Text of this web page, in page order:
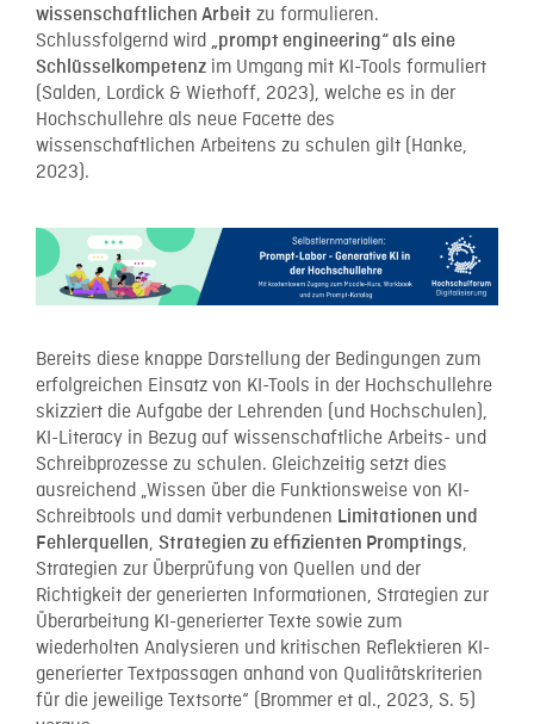
wissenschaftlichen Arbeit zu formulieren.
Schlussfolgernd wird „prompt engineering“ als eine
Schlüsselkompetenz im Umgang mit KI-Tools formuliert
(Salden, Lordick & Wiethoff, 2023), welche es in der
Hochschullehre als neue Facette des
wissenschaftlichen Arbeitens zu schulen gilt (Hanke,
2023).
Bereits diese knappe Darstellung der Bedingungen zum
erfolgreichen Einsatz von KI-Tools in der Hochschullehre
skizziert die Aufgabe der Lehrenden (und Hochschulen),
KI-Literacy in Bezug auf wissenschaftliche Arbeits- und
Schreibprozesse zu schulen. Gleichzeitig setzt dies
ausreichend „Wissen über die Funktionsweise von KI-
Schreibtools und damit verbundenen Limitationen und
Fehlerquellen, Strategien zu effizienten Promptings,
Strategien zur Überprüfung von Quellen und der
Richtigkeit der generierten Informationen, Strategien zur
Überarbeitung KI-generierter Texte sowie zum
wiederholten Analysieren und kritischen Reflektieren KI-
generierter Textpassagen anhand von Qualitätskriterien
für die jeweilige Textsorte“ (Brommer et al., 2023, S. 5)